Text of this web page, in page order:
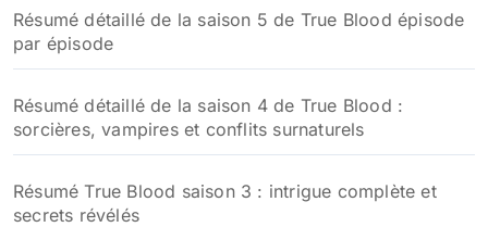
Résumé détaillé de la saison 5 de True Blood épisode
par épisode
Résumé détaillé de la saison 4 de True Blood :
sorcières, vampires et conflits surnaturels
Résumé True Blood saison 3 : intrigue complète et
secrets révélés